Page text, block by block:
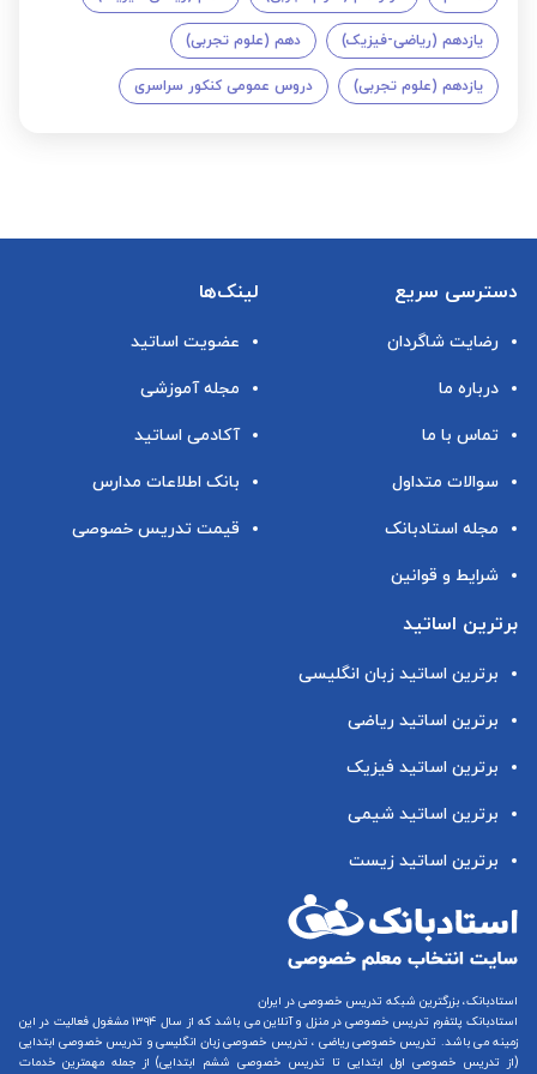
یازدهم (ریاضی-فیزیک) دهم (علوم تجربی)
یازدهم (علوم تجربی) دروس عمومی کنکور سراسری
دسترسی سریع
رضایت شاگردان
درباره ما
تماس با ما
سوالات متداول
مجله استادبانک
شرایط و قوانین
لینک‌ها
عضویت اساتید
مجله آموزشی
آکادمی اساتید
بانک اطلاعات مدارس
قیمت تدریس خصوصی
برترین اساتید
برترین اساتید زبان انگلیسی
برترین اساتید ریاضی
برترین اساتید فیزیک
برترین اساتید شیمی
برترین اساتید زیست
استادبانک، بزرگترین شبکه تدریس خصوصی در ایران
استادبانک پلتفرم تدریس خصوصی در منزل و آنلاین
می باشد که از سال ۱۳۹۴ مشغول فعالیت در این
زمینه می باشد. تدریس خصوصی ریاضی ، تدریس خصوصی زبان انگلیسیو تدریس خصوصی ابتدایی
(از تدریس خصوصی اول ابتدایی تا تدریس خصوصی ششم ابتدایی) از جمله مهمترین خدمات